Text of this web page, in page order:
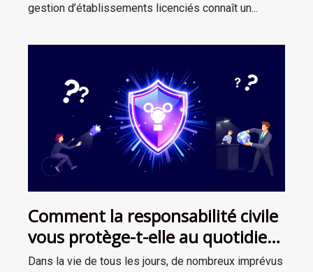
gestion d’établissements licenciés connaît un...
Comment la responsabilité civile
vous protège-t-elle au quotidien
?
Dans la vie de tous les jours, de nombreux imprévus